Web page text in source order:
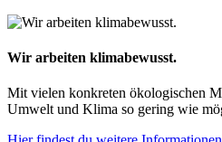
Wir arbeiten klimabewusst.
Mit vielen konkreten ökologischen
Umwelt und Klima so gering wie